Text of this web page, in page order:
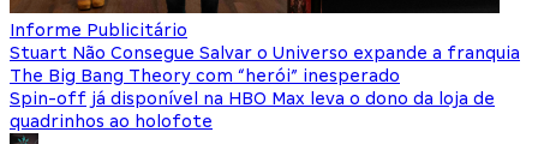
Informe Publicitário
Stuart Não Consegue Salvar o Universo expande a franquia
The Big Bang Theory com “herói” inesperado
Spin-off já disponível na HBO Max leva o dono da loja de
quadrinhos ao holofote